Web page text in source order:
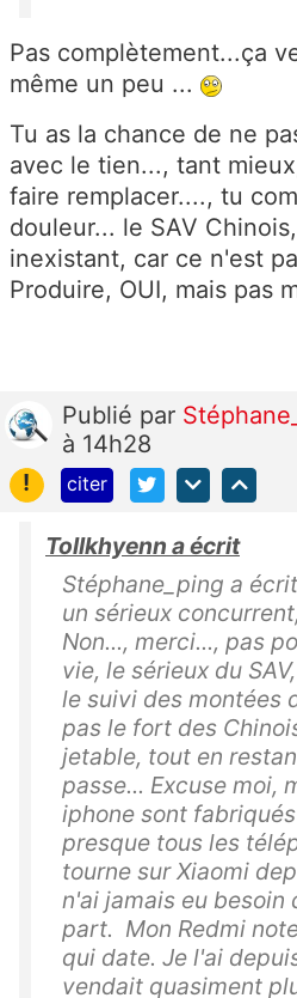
Pas complètement...ça
même un peu ...
Tu as la chance de ne
avec le tien..., tant
faire remplacer...., tu
douleur... le SAV
inexistant, car ce n'est
Produire, OUI, mais pas
Publié par
à 14h28
!
citer
Tollkhyenn a écrit
Stéphane_ping a
un sérieux
Non..., merci..., pas
vie, le sérieux du
le suivi des montées
pas le fort des
jetable, tout en
passe... Excuse moi,
iphone sont
presque tous les
tourne sur Xiaomi
n'ai jamais eu besoin
part. Mon Redmi
qui date. Je l'ai
vendait quasiment